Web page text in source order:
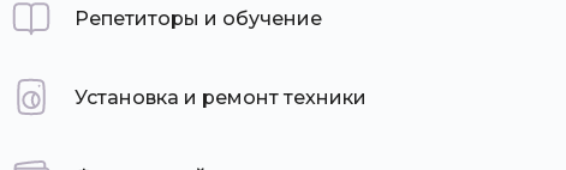
Репетиторы и обучение
Установка и ремонт техники